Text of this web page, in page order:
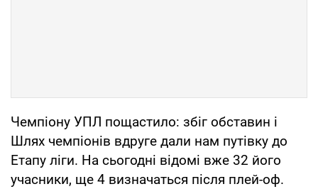
Чемпіону УПЛ пощастило: збіг обставин і
Шлях чемпіонів вдруге дали нам путівку до
Етапу ліги. На сьогодні відомі вже 32 його
учасники, ще 4 визначаться після плей-оф.